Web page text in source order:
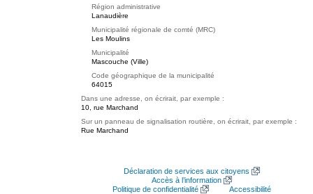
Région administrative
Lanaudière
Municipalité régionale de comté (MRC)
Les Moulins
Municipalité
Mascouche (Ville)
Code géographique de la municipalité
64015
Dans une adresse, on écrirait, par exemple :
10, rue Marchand
Sur un panneau de signalisation routière, on écrirait, par exemple :
Rue Marchand
Déclaration de services aux citoyens
Accès à l’information
Politique de confidentialité
Accessibilité